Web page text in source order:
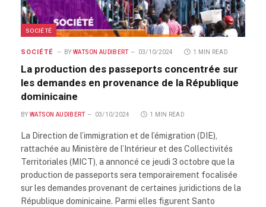
SOCIÉTÉ
SOCIÉTÉ BY WATSON AUDIBERT 03/10/2024 1 MIN READ
La production des passeports concentrée sur
les demandes en provenance de la République
dominicaine
BY WATSON AUDIBERT 03/10/2024 1 MIN READ
La Direction de l’immigration et de l’émigration (DIE),
rattachée au Ministère de l’Intérieur et des Collectivités
Territoriales (MICT), a annoncé ce jeudi 3 octobre que la
production de passeports sera temporairement focalisée
sur les demandes provenant de certaines juridictions de la
République dominicaine. Parmi elles figurent Santo